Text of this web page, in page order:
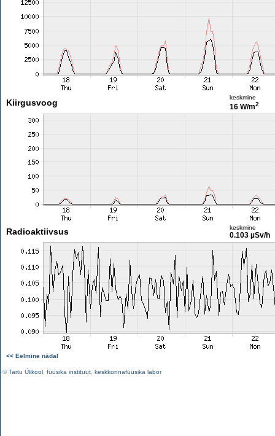
Kiirgusvoog
keskmine
16 W/m2
Radioaktiivsus keskmine
0.103 µSv/h
<< Eelmine nädal
©Tartu Ülikool füüsika instituut keskkonnafüüsika labor